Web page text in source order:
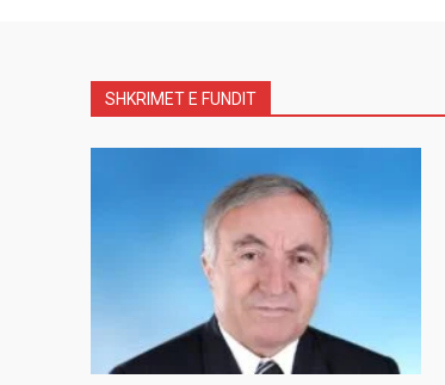
SHKRIMET E FUNDIT